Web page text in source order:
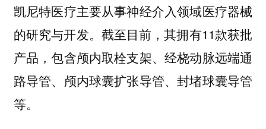
凯尼特医疗主要从事神经介入领域医疗器械
的研究与开发。截至目前，其拥有11款获批
产品，包含颅内取栓支架、经桡动脉远端通
路导管、颅内球囊扩张导管、封堵球囊导管
等。